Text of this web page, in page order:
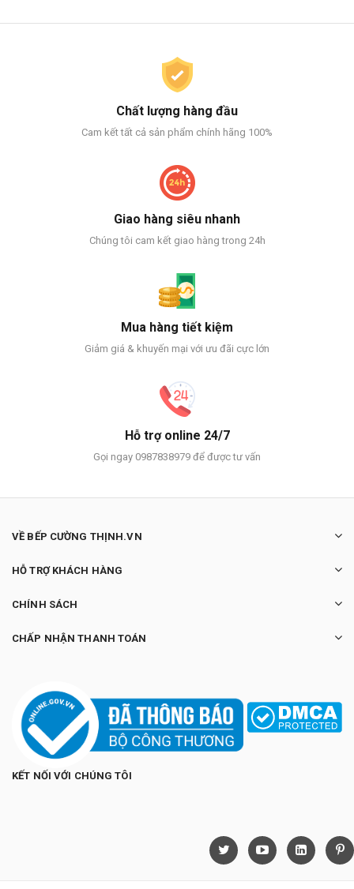
Chất lượng hàng đầu
Cam kết tất cả sản phẩm chính hãng 100%
Giao hàng siêu nhanh
Chúng tôi cam kết giao hàng trong 24h
Mua hàng tiết kiệm
Giảm giá & khuyến mại với ưu đãi cực lớn
Hỗ trợ online 24/7
Gọi ngay 0987838979 để được tư vấn
VỀ BẾP CƯỜNG THỊNH.VN
HỖ TRỢ KHÁCH HÀNG
CHÍNH SÁCH
CHẤP NHẬN THANH TOÁN
KẾT NỐI VỚI CHÚNG TÔI